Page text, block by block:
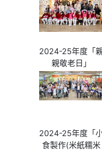
2024-25年度「
親敬老日」
2024-25年度「
食製作(米紙糯米